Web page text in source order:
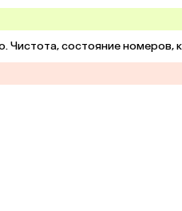
Чистота, состояние номеров,